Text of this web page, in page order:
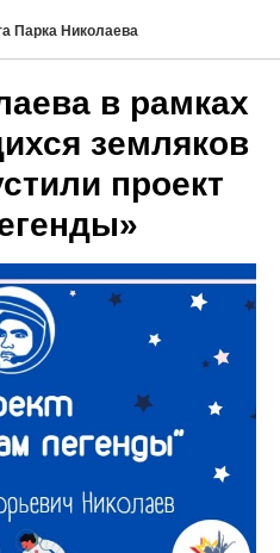
Парка Николаева
в рамках
земляков
проект